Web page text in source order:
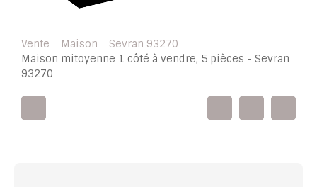
Vente Maison
Sevran 93270
Maison mitoyenne 1 côté à vendre, 5 pièces - Sevran
93270